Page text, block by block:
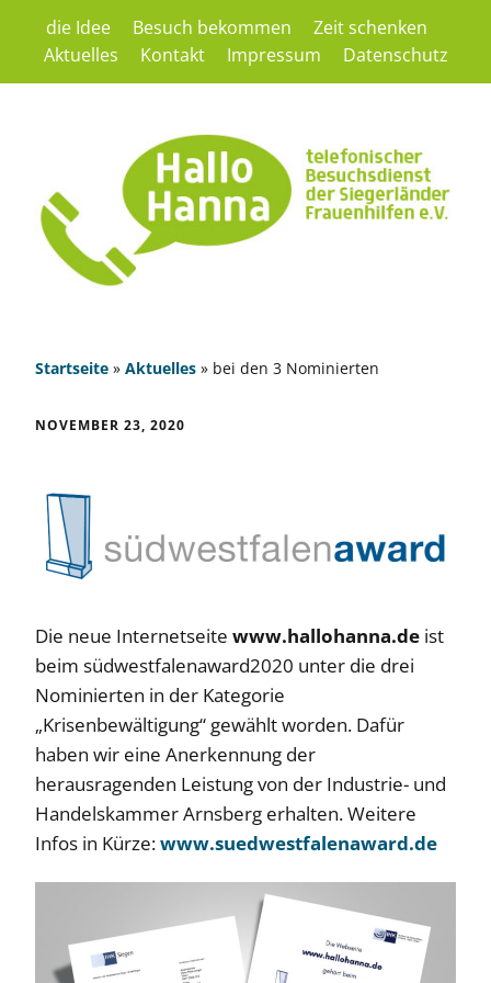
die Idee Besuch bekommen
Zeit schenken
Aktuelles
Kontakt Impressum Datenschutz
Startseite » Aktuelles » bei den 3 Nominierten
NOVEMBER 23, 2020
Die neue Internetseite www.hallohanna.de ist
beim südwestfalenaward2020 unter die drei
Nominierten in der Kategorie
„Krisenbewältigung“ gewählt worden. Dafür
haben wir eine Anerkennung der
herausragenden Leistung von der Industrie- und
Handelskammer Arnsberg erhalten. Weitere
Infos in Kürze:www.suedwestfalenaward.de